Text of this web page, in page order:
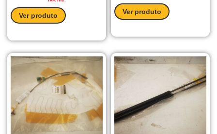
Ver produto Ver produto